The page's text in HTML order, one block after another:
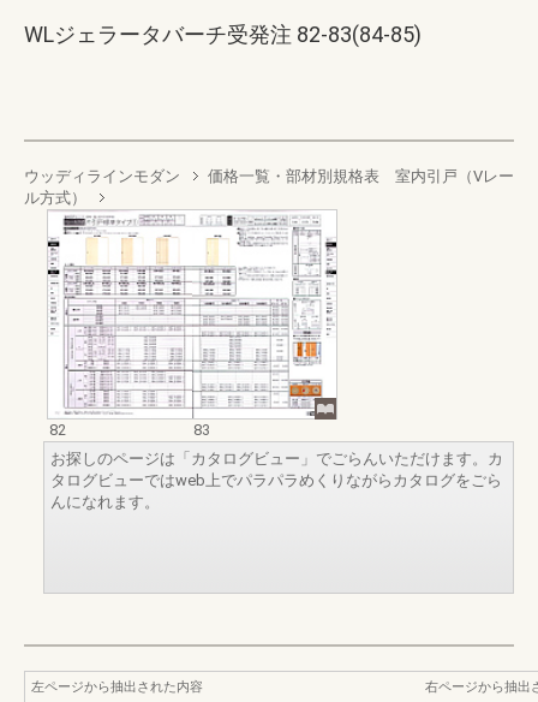
WLジェラータバーチ受発注 82-83(84-85)
ウッディラインモダン
価格一覧・部材別規格表 室内引戸（Vレー
ル方式）
82
83
お探しのページは「カタログビュー」でごらんいただけます。カ
タログビューではweb上でパラパラめくりながらカタログをごら
んになれます。
左ページから抽出された内容
右ページから抽出